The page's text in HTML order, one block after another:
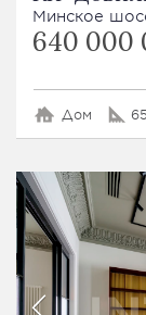
Минское
640 000
Дом